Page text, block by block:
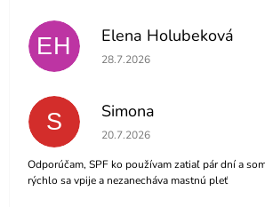
EH Elena Holubeková
Hodnotenie obchodu je 5 z 5
28.7.2026
S Simona
Hodnotenie obchodu je 5 z 5
20.7.2026
Odporúčam, SPF ko používam zatiaľ pár dní a
rýchlo sa vpije a nezanecháva mastnú pleť